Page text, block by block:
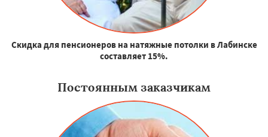
Скидка для пенсионеров на натяжные потолки в Лабинске
составляет 15%.
Постоянным заказчикам